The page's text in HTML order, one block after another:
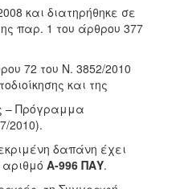
και διατηρήθηκε σε
παρ. 1 του άρθρου 377
72 του Ν. 3852/2010
και της
– Πρόγραμμα
2010).
δαπάνη έχει
Α-996 ΠΑΥ.